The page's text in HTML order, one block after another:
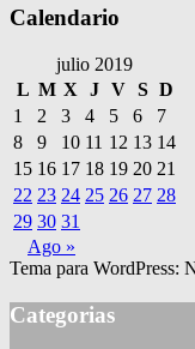
Calendario
julio 2019
L M X J V S D
1
2 3 4 5 6
7
8
9 10 11 12 13 14
15 16 17 18 19 20 21
22 23 24 25 26 27 28
29 30 31
Ago »
Tema para WordPress:
Categorias